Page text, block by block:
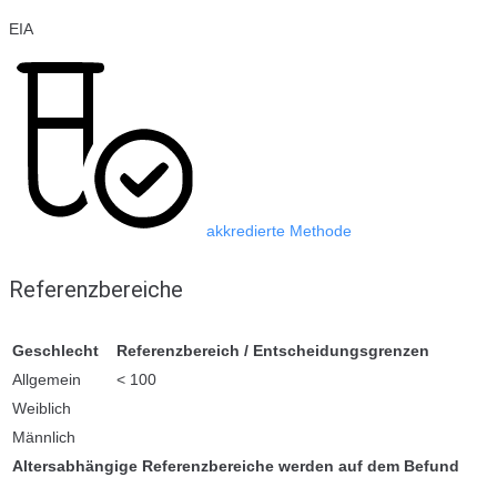
EIA
akkredierte Methode
Referenzbereiche
Geschlecht Referenzbereich / Entscheidungsgrenzen
Altersabhängige Referenzbereiche werden auf dem Befund
Allgemein
< 100
Weiblich
Männlich